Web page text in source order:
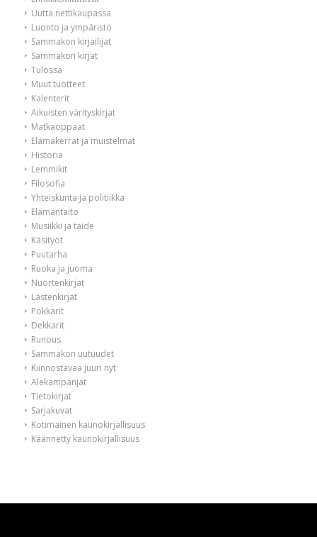
Uutta nettikaupassa
Luonto ja ympäristö
Sammakon kirjailijat
Sammakon kirjat
Tulossa
Muut tuotteet
Kalenterit
Aikuisten värityskirjat
Matkaoppaat
Elämäkerrat ja muistelmat
Historia
Lemmikit
Filosofia
Yhteiskunta ja politiikka
Elämäntaito
Musiikki ja taide
Käsityöt
Puutarha
Ruoka ja juoma
Nuortenkirjat
Lastenkirjat
Pokkarit
Dekkarit
Runous
Sammakon uutuudet
Kiinnostavaa juuri nyt
Alekampanjat
Tietokirjat
Sarjakuvat
Kotimainen kaunokirjallisuus
Käännetty kaunokirjallisuus